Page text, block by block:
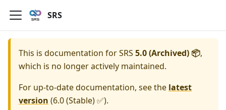
SRS
This is documentation forSRS 5.0 (Archived) 📦,
which is no longer actively maintained.
For up-to-date documentation, see the latest
version (6.0 (Stable) ✅).